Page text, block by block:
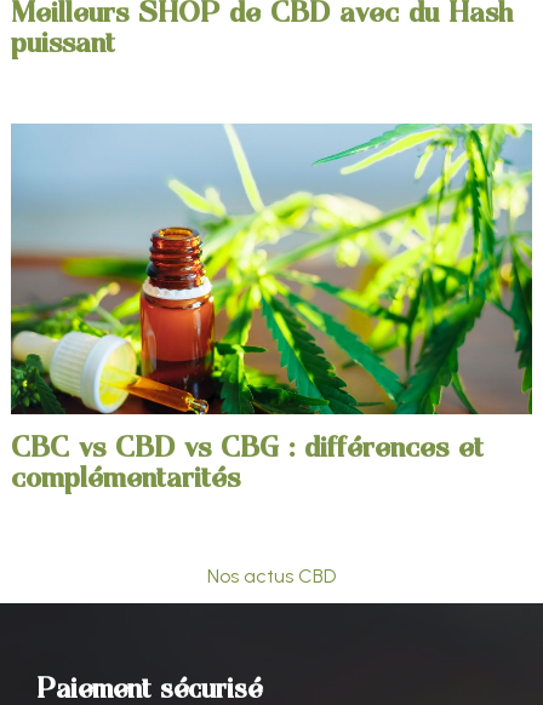
Meilleurs SHOP de CBD avec du Hash
puissant
CBC vs CBD vs CBG : différences et
complémentarités
Nos actus CBD
Paiement sécurisé